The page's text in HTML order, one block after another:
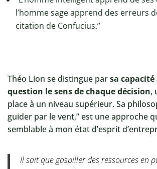
l’homme sage apprend des erreurs
citation de Confucius.”
Théo Lion se distingue parsa
question le sens de chaque décision,
place à un niveau supérieur. Sa
guider par le vent,” est une approche
semblable à mon état d’esprit
Il sait que gaspiller des ressources en